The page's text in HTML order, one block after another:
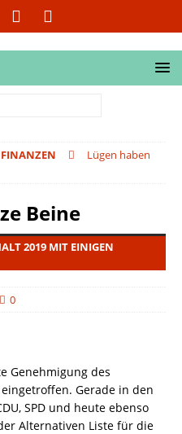
FINANZEN
Lügen haben
Beine
2019 MIT EINIGEN
0
Genehmigung des
Gerade in den
SPD und heute ebenso
Alternativen Liste für die